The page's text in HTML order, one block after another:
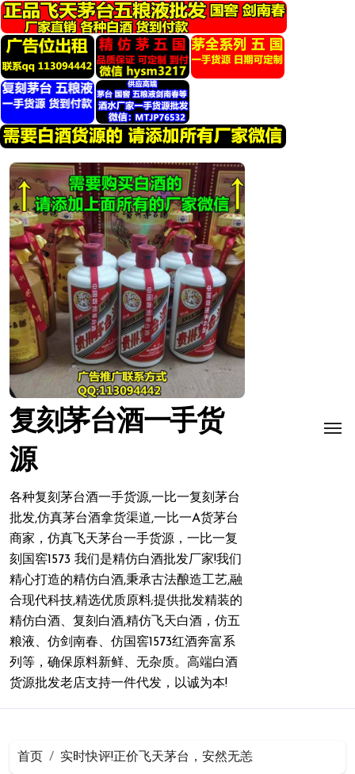
转
到
内
容
复刻茅台酒一手货
源
各种复刻茅台酒一手货源,一比一复刻茅台
批发,仿真茅台酒拿货渠道,一比一A货茅台
商家，仿真飞天茅台一手货源，一比一复
刻国窖1573 我们是精仿白酒批发厂家!我们
精心打造的精仿白酒,秉承古法酿造工艺,融
合现代科技,精选优质原料;提供批发精装的
精仿白酒、复刻白酒,精仿飞天白酒，仿五
粮液、仿剑南春、仿国窖1573红酒奔富系
列等，确保原料新鲜、无杂质。高端白酒
货源批发老店支持一件代发，以诚为本!
首页 实时快评!正价飞天茅台，安然无恙